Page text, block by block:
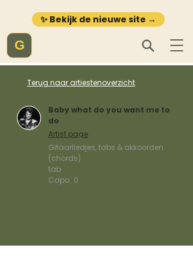
✨ Bekijk de nieuwe site →
G
Terug naar artiestenoverzicht
Baby what do you want me to
do
Artist page
Gitaarliedjes, tabs & akkoorden
(chords)
tab
Capo: 0